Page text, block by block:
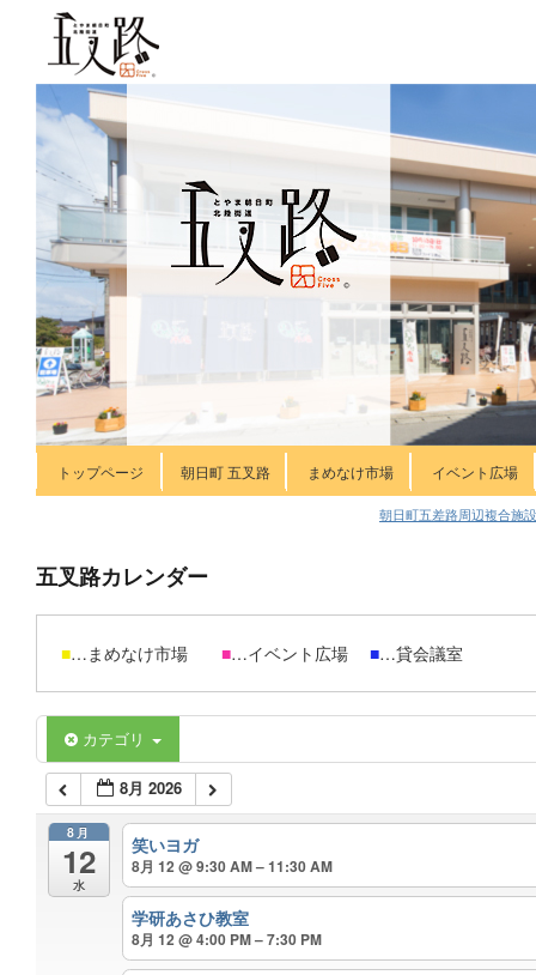
トップページ 朝日町 五叉路 まめなけ市場 イベント広場
朝日町五差路周辺複合施
五叉路カレンダー
■…まめなけ市場 ■…イベント広場 ■…貸会議室
カテゴリ
8月 2026
8月
12
水
笑いヨガ
8月 12 @ 9:30 AM – 11:30 AM
学研あさひ教室
8月 12 @ 4:00 PM – 7:30 PM